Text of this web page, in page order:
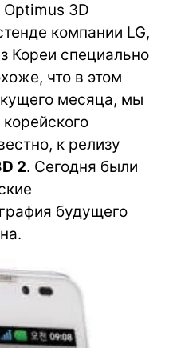
Optimus 3D
компании LG,
Кореи специально
что в этом
месяца, мы
к релизу
2. Сегодня были
будущего